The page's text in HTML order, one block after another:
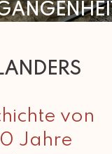
von
Jahre